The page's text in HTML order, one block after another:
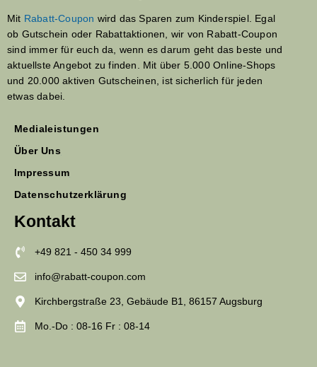
Mit Rabatt-Coupon wird das Sparen zum Kinderspiel. Egal
ob Gutschein oder Rabattaktionen, wir von Rabatt-Coupon
sind immer für euch da, wenn es darum geht das beste und
aktuellste Angebot zu finden. Mit über 5.000 Online-Shops
und 20.000 aktiven Gutscheinen, ist sicherlich für jeden
etwas dabei.
Medialeistungen
Über Uns
Impressum
Datenschutzerklärung
Kontakt
+49 821 - 450 34 999
info@rabatt-coupon.com
Kirchbergstraße 23, Gebäude B1, 86157 Augsburg
Mo.-Do : 08-16 Fr : 08-14